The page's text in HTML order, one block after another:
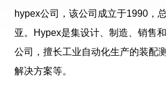
hypex公司，该公司成立于1990，
亚。Hypex是集设计、制造、销售
公司，擅长工业自动化生产的装配
解决方案等。